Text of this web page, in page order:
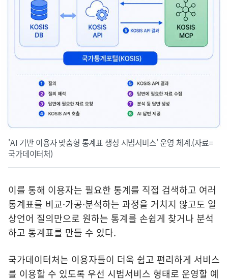
'AI 기반 이용자 맞춤형 통계표 생성 시범서비스' 운영 체계.(자료=
국가데이터처)
이를 통해 이용자는 필요한 통계를 직접 검색하고 여러
통계표를 비교·가공·분석하는 과정을 거치지 않고도 일
상언어 질의만으로 원하는 통계를 손쉽게 찾거나 분석
하고 통계표를 만들 수 있다.
국가데이터처는 이용자들이 더욱 쉽고 편리하게 서비스
를 이용할 수 있도록 우선 시범서비스 형태로 운영할 예